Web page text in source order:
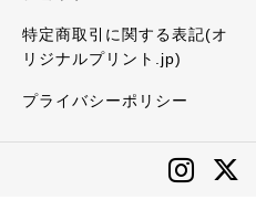
特定商取引に関する表記(オ
リジナルプリント.jp)
プライバシーポリシー